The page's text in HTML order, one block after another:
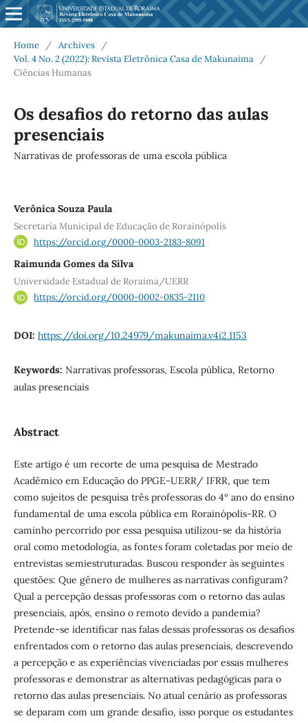
Home / Archives
/
Vol. 4 No. 2 (2022): Revista Eletrônica Casa de Makunaima
/
Ciências Humanas
Os desafios do retorno das aulas
presenciais
Narrativas de professoras de uma escola pública
Verônica Souza Paula
Secretaria Municipal de Educação de Rorainópolis
https://orcid.org/0000-0003-2183-8091
Raimunda Gomes da Silva
Universidade Estadual de Roraima/UERR
https://orcid.org/0000-0002-0835-2110
DOI: https://doi.org/10.24979/makunaima.v4i2.1153
Keywords: Narrativas professoras, Escola pública, Retorno
aulas presenciais
Abstract
Este artigo é um recorte de uma pesquisa de Mestrado
Acadêmico em Educação do PPGE-UERR/ IFRR, que tem
como sujeitos de pesquisa três professoras do 4º ano do ensino
fundamental de uma escola pública em Rorainópolis-RR. O
caminho percorrido por essa pesquisa utilizou-se da história
oral como metodologia, as fontes foram coletadas por meio de
entrevistas semiestruturadas. Buscou responder às seguintes
questões: Que gênero de mulheres as narrativas configuram?
Qual a percepção dessas professoras com o retorno das aulas
presenciais, após, ensino o remoto devido a pandemia?
Pretende-se identificar nas falas dessas professoras os desafios
enfrentados com o retorno das aulas presenciais, descrevendo
a percepção e as experiências vivenciadas por essas mulheres
professoras e demonstrar as alternativas pedagógicas para o
retorno das aulas presenciais. No atual cenário as professoras
se deparam com um grande desafio, isso porque os estudantes